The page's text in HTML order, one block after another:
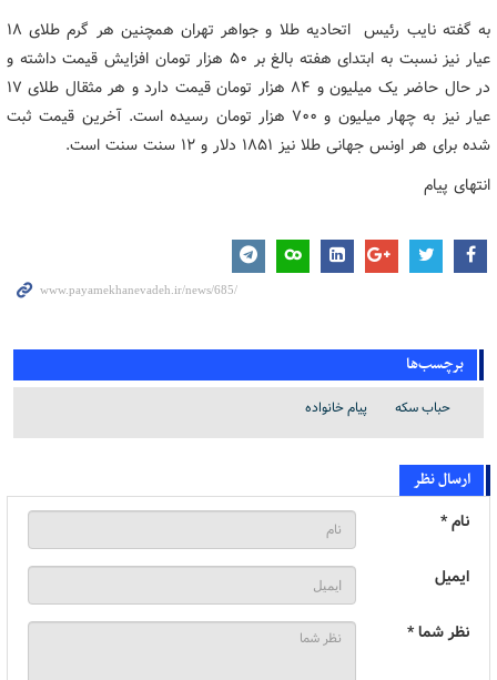
به گفته نایب رئیس اتحادیه طلا و جواهر تهران همچنین هر گرم طلای ۱۸
عیار نیز نسبت به ابتدای هفته بالغ بر ۵۰ هزار تومان افزایش قیمت داشته و
در حال حاضر یک میلیون و ۸۴ هزار تومان قیمت دارد و هر مثقال طلای ۱۷
عیار نیز به چهار میلیون و ۷۰۰ هزار تومان رسیده است. آخرین قیمت ثبت
شده برای هر اونس جهانی طلا نیز ۱۸۵۱ دلار و ۱۲ سنت سنت است.
انتهای پیام
برچسب‌ها
حباب سکه پیام خانواده
ارسال نظر
نام *
ایمیل
نظر شما *